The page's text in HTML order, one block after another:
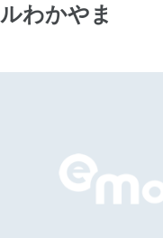
わかやま